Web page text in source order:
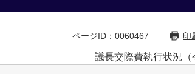
ページID：0060467 印
議長交際費執行状況（